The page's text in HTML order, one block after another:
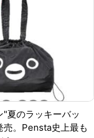
夏のラッキーバッ
。Pensta史上最も